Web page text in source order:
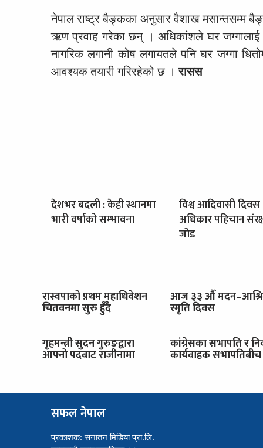
नेपाल राष्ट्र बैङ्कका अनुसार वैशाख मसान्तसम्म
ऋण प्रवाह गरेका छन् । अधिकांशले घर जग्गालाई
नागरिक लगानी कोष लगायतले पनि घर जग्गा
आवश्यक तयारी गरिरहेको छ ।रासस
देशभर बदली : केही स्थानमा
भारी वर्षाको सम्भावना
विश्व आदिवासी दिवस
अधिकार पहिचान
जोड
रास्वपाको प्रथम महाधिवेशन
चितवनमा सुरु हुँदै
आज ३३ औँ
स्मृति दिवस
गृहमन्त्री सुदन गुरुङद्वारा
आफ्नो पदबाट राजीनामा
कांग्रेसका सभापति र
कार्यवाहक
सफल नेपाल
प्रकाशक: सनातन मिडिया प्रा.लि.